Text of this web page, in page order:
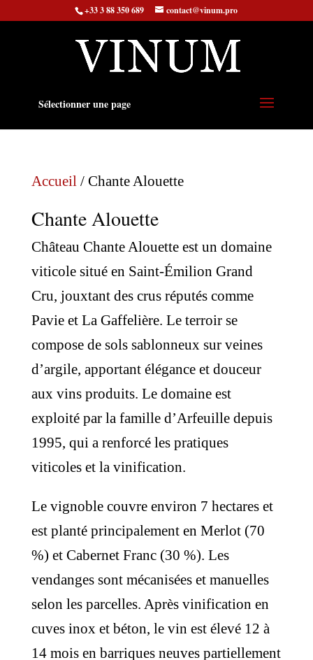
+33 3 88 350 689 contact@vinum.pro
Sélectionner une page
Accueil/ Chante Alouette
Chante Alouette
Château Chante Alouette est un domaine
viticole situé en Saint-Émilion Grand
Cru, jouxtant des crus réputés comme
Pavie et La Gaffelière. Le terroir se
compose de sols sablonneux sur veines
d’argile, apportant élégance et douceur
aux vins produits. Le domaine est
exploité par la famille d’Arfeuille depuis
1995, qui a renforcé les pratiques
viticoles et la vinification.
Le vignoble couvre environ 7 hectares et
est planté principalement en Merlot (70
%) et Cabernet Franc (30 %). Les
vendanges sont mécanisées et manuelles
selon les parcelles. Après vinification en
cuves inox et béton, le vin est élevé 12 à
14 mois en barriques neuves partiellement